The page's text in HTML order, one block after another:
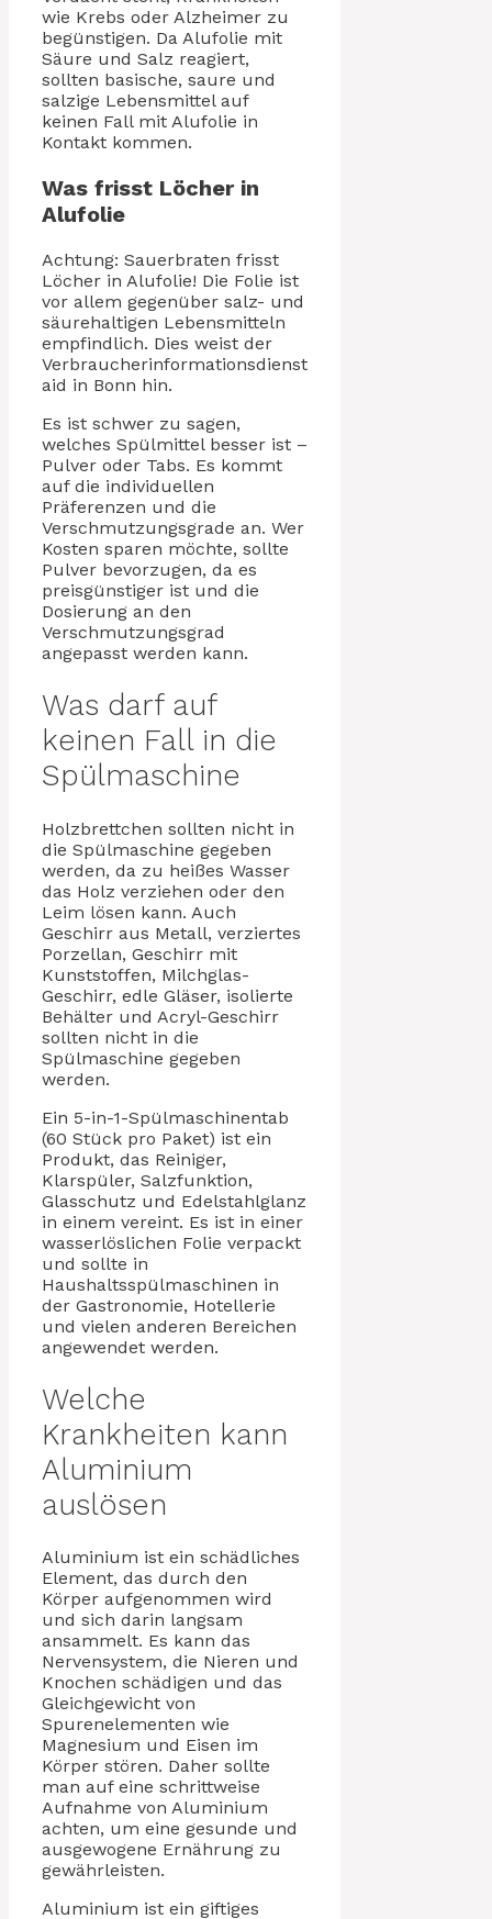
wie Krebs oder Alzheimer zu
begünstigen. Da Alufolie mit
Säure und Salz reagiert,
sollten basische, saure und
salzige Lebensmittel auf
keinen Fall mit Alufolie in
Kontakt kommen.
Was frisst Löcher in
Alufolie
Achtung: Sauerbraten frisst
Löcher in Alufolie! Die Folie ist
vor allem gegenüber salz- und
säurehaltigen Lebensmitteln
empfindlich. Dies weist der
Verbraucherinformationsdienst
aid in Bonn hin.
Es ist schwer zu sagen,
welches Spülmittel besser ist –
Pulver oder Tabs. Es kommt
auf die individuellen
Präferenzen und die
Verschmutzungsgrade an. Wer
Kosten sparen möchte, sollte
Pulver bevorzugen, da es
preisgünstiger ist und die
Dosierung an den
Verschmutzungsgrad
angepasst werden kann.
Was darf auf
keinen Fall in die
Spülmaschine
Holzbrettchen sollten nicht in
die Spülmaschine gegeben
werden, da zu heißes Wasser
das Holz verziehen oder den
Leim lösen kann. Auch
Geschirr aus Metall, verziertes
Porzellan, Geschirr mit
Kunststoffen, Milchglas-
Geschirr, edle Gläser, isolierte
Behälter und Acryl-Geschirr
sollten nicht in die
Spülmaschine gegeben
werden.
Ein 5-in-1-Spülmaschinentab
(60 Stück pro Paket) ist ein
Produkt, das Reiniger,
Klarspüler, Salzfunktion,
Glasschutz und Edelstahlglanz
in einem vereint. Es ist in einer
wasserlöslichen Folie verpackt
und sollte in
Haushaltsspülmaschinen in
der Gastronomie, Hotellerie
und vielen anderen Bereichen
angewendet werden.
Welche
Krankheiten kann
Aluminium
auslösen
Aluminium ist ein schädliches
Element, das durch den
Körper aufgenommen wird
und sich darin langsam
ansammelt. Es kann das
Nervensystem, die Nieren und
Knochen schädigen und das
Gleichgewicht von
Spurenelementen wie
Magnesium und Eisen im
Körper stören. Daher sollte
man auf eine schrittweise
Aufnahme von Aluminium
achten, um eine gesunde und
ausgewogene Ernährung zu
gewährleisten.
Aluminium ist ein giftiges